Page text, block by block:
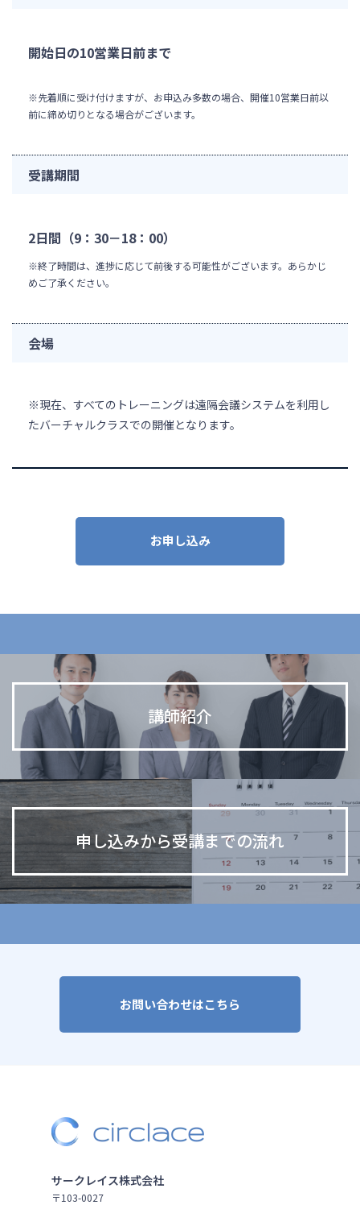
開始日の10営業日前まで
※先着順に受け付けますが、お申込み多数の場合、開催10営業日前以
前に締め切りとなる場合がございます。
受講期間
2日間（9：30－18：00）
※終了時間は、進捗に応じて前後する可能性がございます。あらかじ
めご了承ください。
会場
※現在、すべてのトレーニングは遠隔会議システムを利用し
たバーチャルクラスでの開催となります。
お申し込み
講師紹介
申し込みから受講までの流れ
お問い合わせはこちら
サークレイス株式会社
〒103-0027